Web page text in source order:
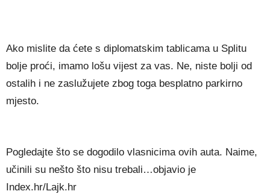
Ako mislite da ćete s diplomatskim tablicama u Splitu
bolje proći, imamo lošu vijest za vas. Ne, niste bolji od
ostalih i ne zaslužujete zbog toga besplatno parkirno
mjesto.
Pogledajte što se dogodilo vlasnicima ovih auta. Naime,
učinili su nešto što nisu trebali…objavio je
Index.hr/Lajk.hr